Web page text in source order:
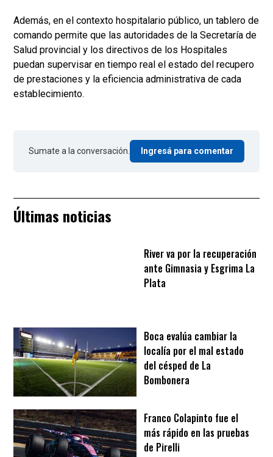
Además, en el contexto hospitalario público, un tablero de
comando permite que las autoridades de la Secretaría de
Salud provincial y los directivos de los Hospitales
puedan supervisar en tiempo real el estado del recupero
de prestaciones y la eficiencia administrativa de cada
establecimiento.
Sumate a la conversación. Ingresá para comentar
Últimas noticias
River va por la recuperación
ante Gimnasia y Esgrima La
Plata
Boca evalúa cambiar la
localía por el mal estado
del césped de La
Bombonera
Franco Colapinto fue el
más rápido en las pruebas
de Pirelli